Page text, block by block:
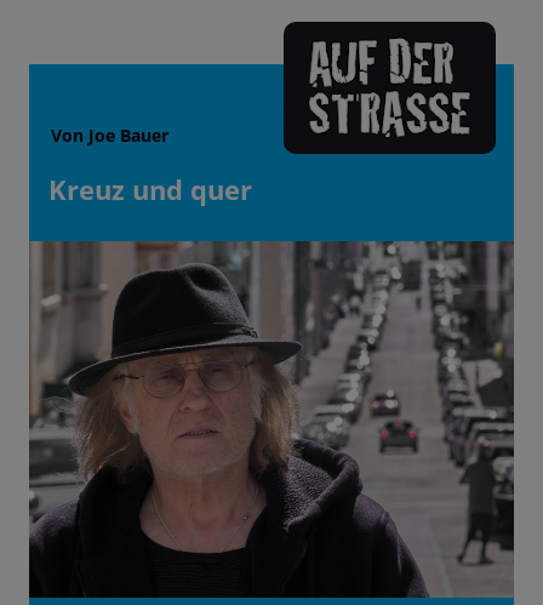
Von Joe Bauer
Kreuz und quer